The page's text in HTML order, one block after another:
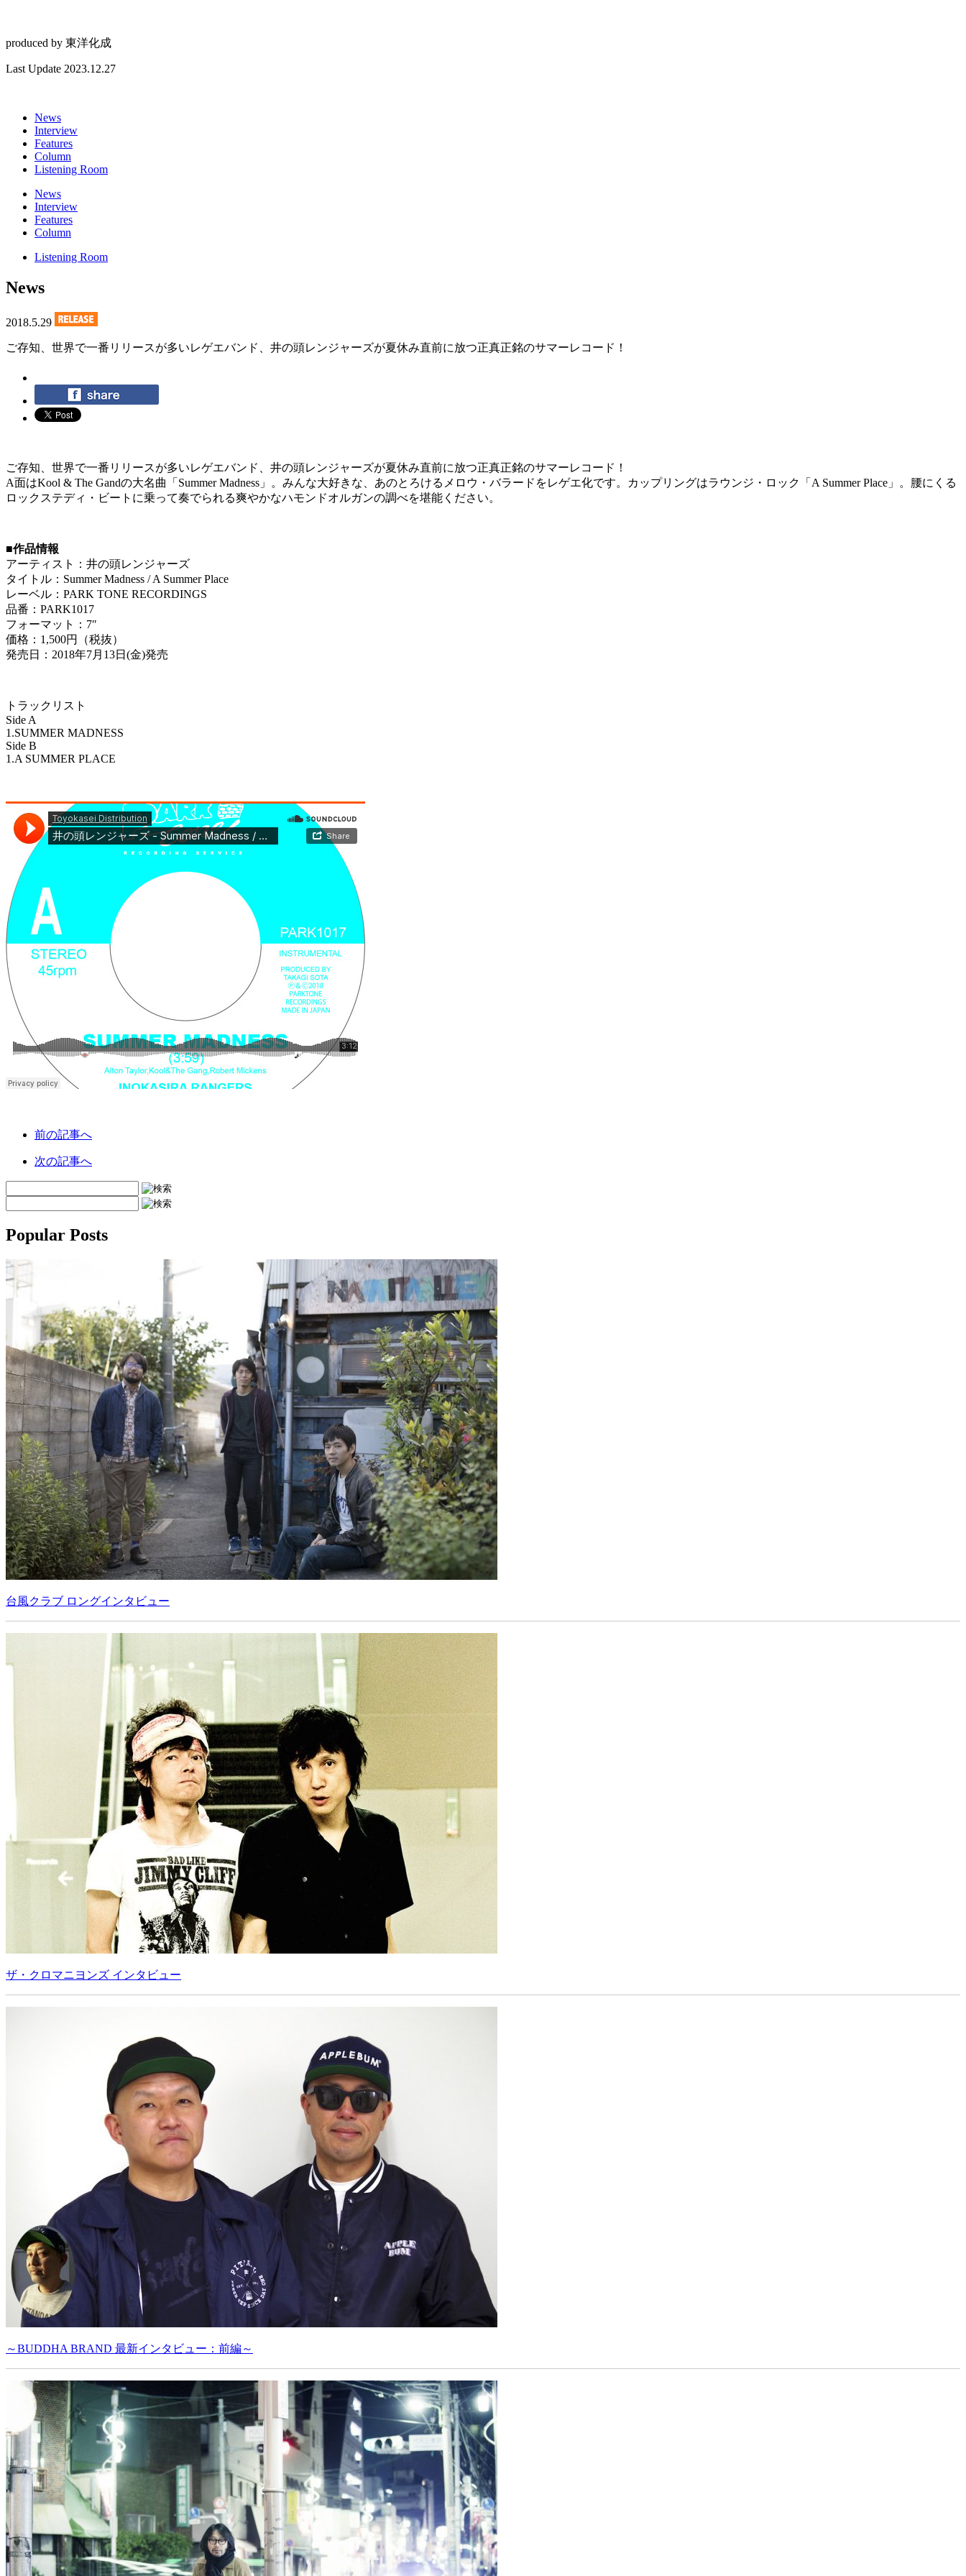
produced by 東洋化成
Last Update 2023.12.27
News
Interview
Features
Column
Listening Room
News
Interview
Features
Column
Listening Room
News
2018.5.29
ご存知、世界で一番リリースが多いレゲエバンド、井の頭レンジャーズが夏休み直前に放つ正真正銘のサマーレコード！
ご存知、世界で一番リリースが多いレゲエバンド、井の頭レンジャーズが夏休み直前に放つ正真正銘のサマーレコード！
A面はKool & The Gandの大名曲「Summer Madness」。みんな大好きな、あのとろけるメロウ・バラードをレゲエ化です。カップリングはラウンジ・ロック「A Summer Place」。腰にくる
ロックステディ・ビートに乗って奏でられる爽やかなハモンドオルガンの調べを堪能ください。
■作品情報
アーティスト：井の頭レンジャーズ
タイトル：Summer Madness / A Summer Place
レーベル：PARK TONE RECORDINGS
品番：PARK1017
フォーマット：7″
価格：1,500円（税抜）
発売日：2018年7月13日(金)発売
トラックリスト
Side A
1.SUMMER MADNESS
Side B
1.A SUMMER PLACE
前の記事へ
次の記事へ
Popular Posts
台風クラブ ロングインタビュー
ザ・クロマニヨンズ インタビュー
～BUDDHA BRAND 最新インタビュー：前編～